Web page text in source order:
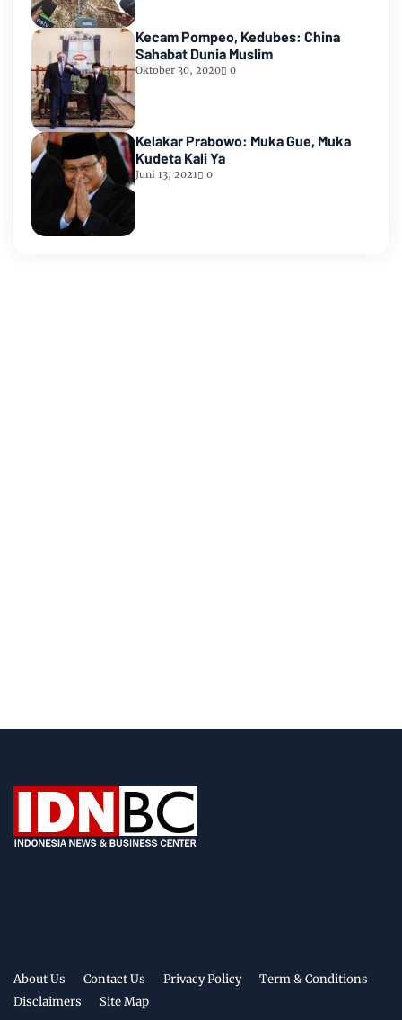
Kecam Pompeo, Kedubes: China
Sahabat Dunia Muslim
Oktober 30, 2020 0
Kelakar Prabowo: Muka Gue, Muka
Kudeta Kali Ya
Juni 13, 2021 0
About Us Contact Us Privacy Policy
Term & Conditions
Disclaimers
Site Map